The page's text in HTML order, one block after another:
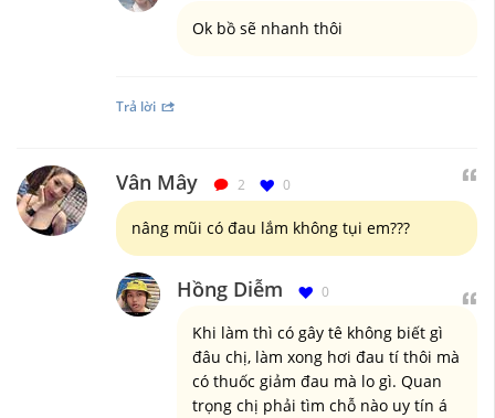
Ok bồ sẽ nhanh thôi
Trả lời
Vân Mây 2 0
nâng mũi có đau lắm không tụi em???
Hồng Diễm 0
Khi làm thì có gây tê không biết gì
đâu chị, làm xong hơi đau tí thôi mà
có thuốc giảm đau mà lo gì. Quan
trọng chị phải tìm chỗ nào uy tín á